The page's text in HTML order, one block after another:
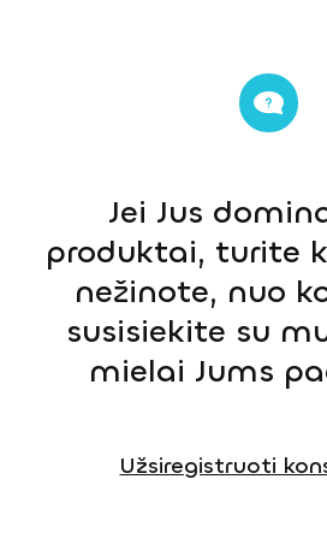
Jei Jus
produktai, turite
nežinote, nuo
susisiekite su
mielai Jums
Užsiregistruoti